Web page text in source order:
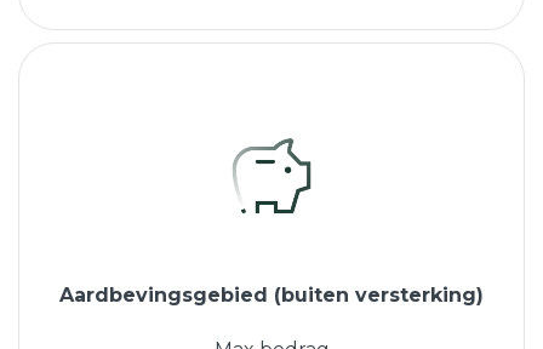
Aardbevingsgebied (buiten versterking)